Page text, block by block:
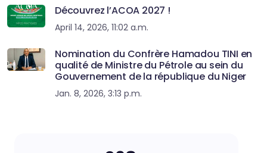
Découvrez l’ACOA 2027 !
April 14, 2026, 11:02 a.m.
Nomination du Confrère Hamadou TINI en
qualité de Ministre du Pétrole au sein du
Gouvernement de la république du Niger
Jan. 8, 2026, 3:13 p.m.